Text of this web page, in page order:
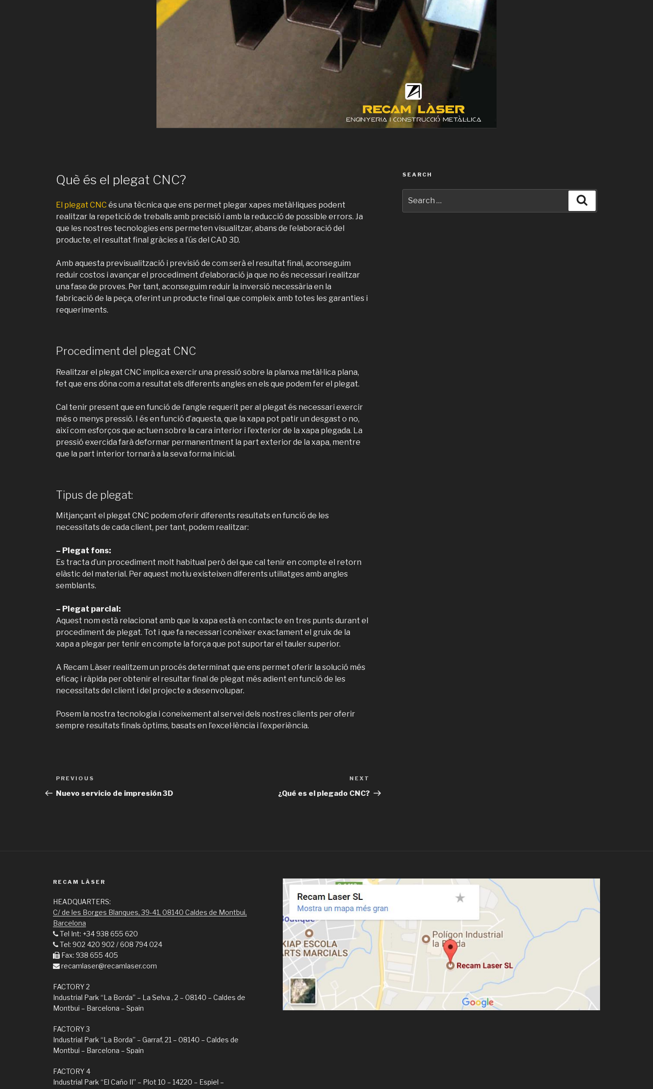
Què és el plegat CNC?
El plegat CNC és una tècnica que ens permet plegar xapes metàl·liques podent
realitzar la repetició de treballs amb precisió i amb la reducció de possible errors. Ja
que les nostres tecnologies ens permeten visualitzar, abans de l’elaboració del
producte, el resultat final gràcies a l’ús del CAD 3D.
Amb aquesta previsualització i previsió de com serà el resultat final, aconseguim
reduir costos i avançar el procediment d’elaboració ja que no és necessari realitzar
una fase de proves. Per tant, aconseguim reduir la inversió necessària en la
fabricació de la peça, oferint un producte final que compleix amb totes les garanties i
requeriments.
Procediment del plegat CNC
Realitzar el plegat CNC implica exercir una pressió sobre la planxa metàl·lica plana,
fet que ens dóna com a resultat els diferents angles en els que podem fer el plegat.
Cal tenir present que en funció de l’angle requerit per al plegat és necessari exercir
més o menys pressió. I és en funció d’aquesta, que la xapa pot patir un desgast o no,
així com esforços que actuen sobre la cara interior i l’exterior de la xapa plegada. La
pressió exercida farà deformar permanentment la part exterior de la xapa, mentre
que la part interior tornarà a la seva forma inicial.
Tipus de plegat:
Mitjançant el plegat CNC podem oferir diferents resultats en funció de les
necessitats de cada client, per tant, podem realitzar:
– Plegat fons:
Es tracta d’un procediment molt habitual però del que cal tenir en compte el retorn
elàstic del material. Per aquest motiu existeixen diferents utillatges amb angles
semblants.
– Plegat parcial:
Aquest nom està relacionat amb que la xapa està en contacte en tres punts durant el
procediment de plegat. Tot i que fa necessari conèixer exactament el gruix de la
xapa a plegar per tenir en compte la força que pot suportar el tauler superior.
A Recam Làser realitzem un procés determinat que ens permet oferir la solució més
eficaç i ràpida per obtenir el resultar final de plegat més adient en funció de les
necessitats del client i del projecte a desenvolupar.
Posem la nostra tecnologia i coneixement al servei dels nostres clients per oferir
sempre resultats finals òptims, basats en l’excel·lència i l’experiència.
Post
navigation
Previous
Post
PREVIOUS
Nuevo servicio de impresión 3D
Post
NEXT
¿Qué es el plegado CNC?
SEARCH
for:
RECAM LÀSER
HEADQUARTERS:
C/ de les Borges Blanques, 39-41, 08140 Caldes de Montbui,
Barcelona
Tel Int: +34 938 655 620
Tel: 902 420 902 / 608 794 024
Fax: 938 655 405
recamlaser@recamlaser.com
FACTORY 2
Industrial Park “La Borda” – La Selva , 2 – 08140 – Caldes de
Montbui – Barcelona – Spain
FACTORY 3
Industrial Park “La Borda” – Garraf, 21 – 08140 – Caldes de
Montbui – Barcelona – Spain
FACTORY 4
Industrial Park “El Caño II” – Plot 10 – 14220 – Espiel –